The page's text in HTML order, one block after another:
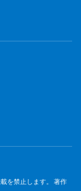
を禁止します。 著作